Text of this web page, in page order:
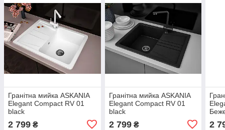
Гранітна мийка ASKANIA
Elegant Сompact RV 01
black
2 799 ₴
Гранітна мийка ASKANIA
Elegant Сompact RV 01
black
2 799₴ 2